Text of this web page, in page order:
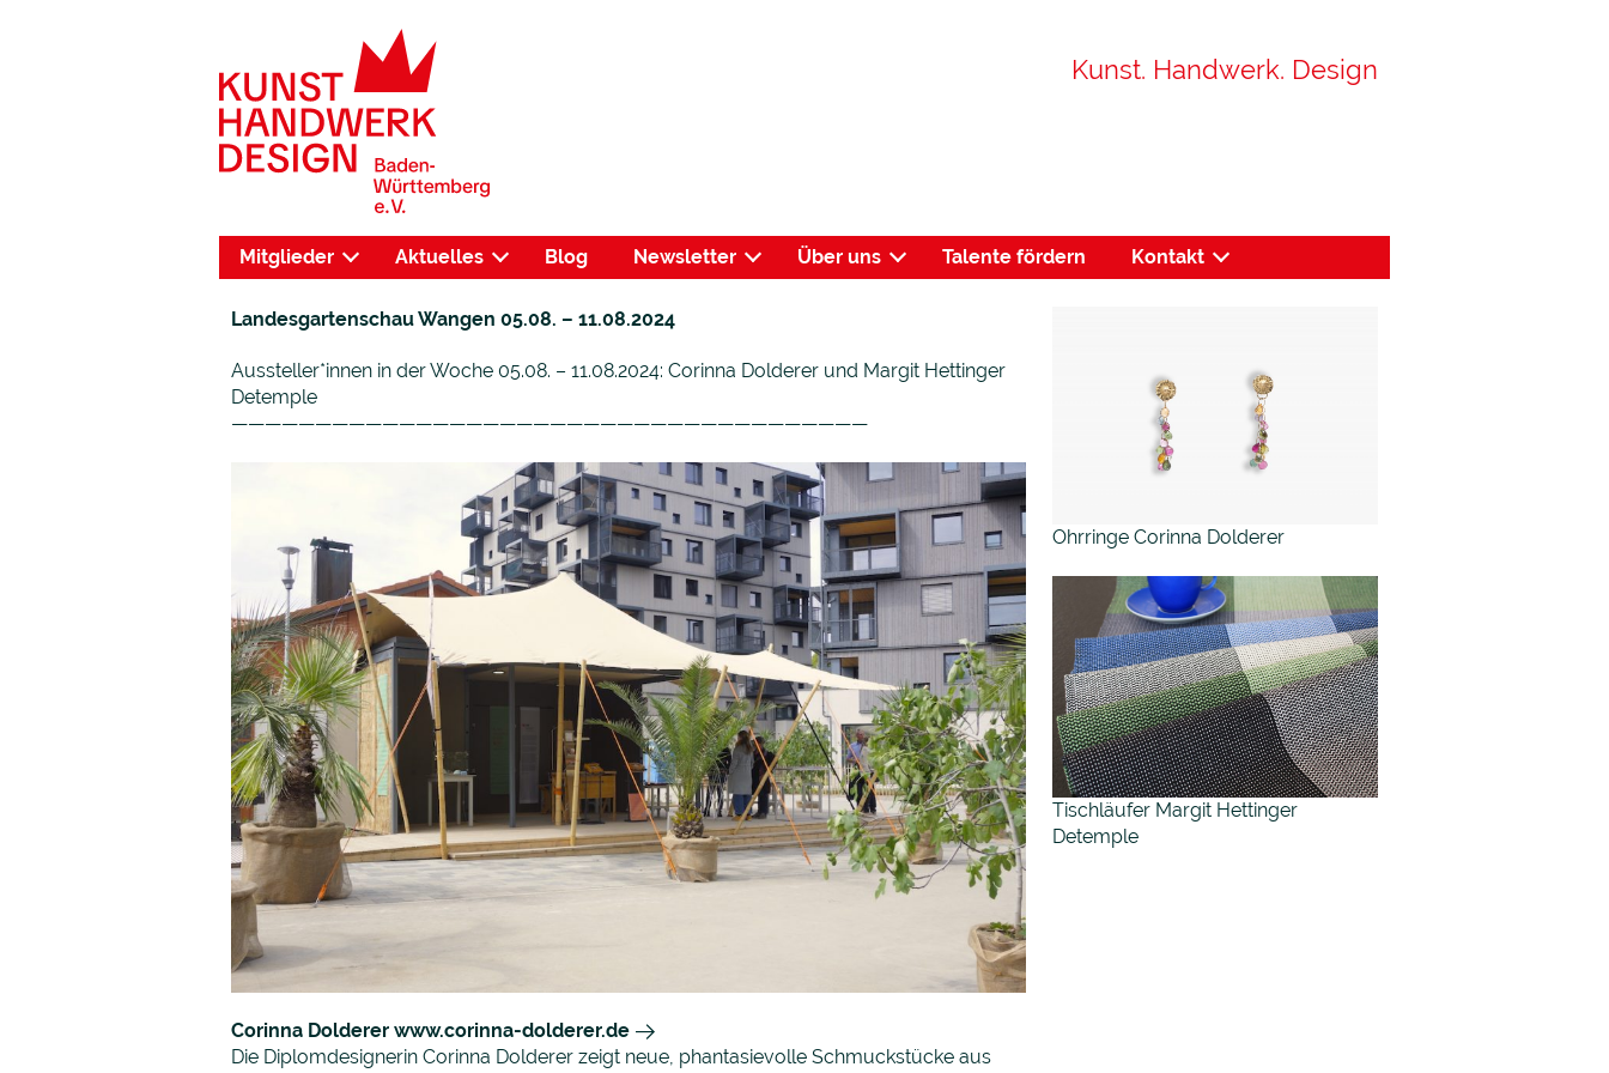
Kunst. Handwerk. Design
Mitglieder Aktuelles Blog Newsletter Über uns Talente fördern Kontakt
Landesgartenschau Wangen 05.08. – 11.08.2024
Aussteller*innen in der Woche 05.08. – 11.08.2024: Corinna Dolderer und Margit Hettinger
Detemple
——————————————————————————————————————
Corinna Dolderer www.corinna-dolderer.de
Die Diplomdesignerin Corinna Dolderer zeigt neue, phantasievolle Schmuckstücke aus
Ohrringe Corinna Dolderer
Tischläufer Margit Hettinger
Detemple